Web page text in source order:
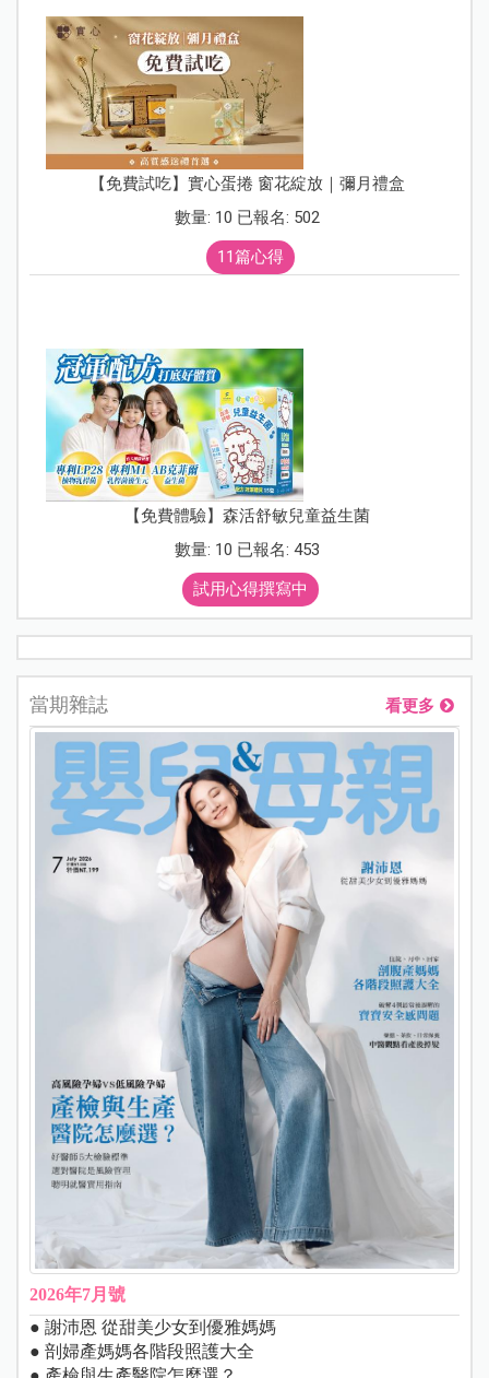
【免費試吃】實心蛋捲 窗花綻放｜彌月禮盒
數量: 10 已報名: 502
11篇心得
【免費體驗】森活舒敏兒童益生菌
數量: 10 已報名: 453
試用心得撰寫中
當期雜誌 看更多
2026年7月號
● 謝沛恩 從甜美少女到優雅媽媽
● 剖婦產媽媽各階段照護大全